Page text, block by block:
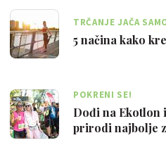
TRČANJE JAČA
5 načina kako
POKRENI SE!
Dođi na Ekotlon
prirodi najbolje